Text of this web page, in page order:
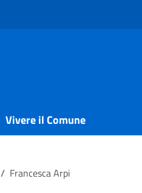
Vivere il Comune
/ Francesca Arpi